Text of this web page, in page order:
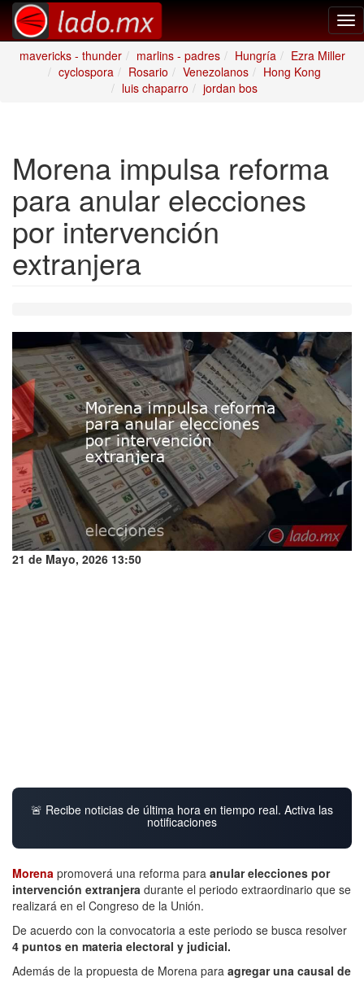
mavericks - thunder
marlins - padres Hungría
Ezra Miller
cyclospora
Rosario Venezolanos
Hong Kong
luis chaparro
jordan bos
Morena impulsa reforma
para anular elecciones
por intervención
extranjera
21 de Mayo, 2026 13:50
🚨 Recibe noticias de última hora en tiempo real. Activa las
notificaciones
Morena promoverá una reforma para anular elecciones por
intervención extranjera durante el periodo extraordinario que se
realizará en el Congreso de la Unión.
De acuerdo con la convocatoria a este periodo se busca resolver
4 puntos en materia electoral y judicial.
Además de la propuesta de Morena para agregar una causal de